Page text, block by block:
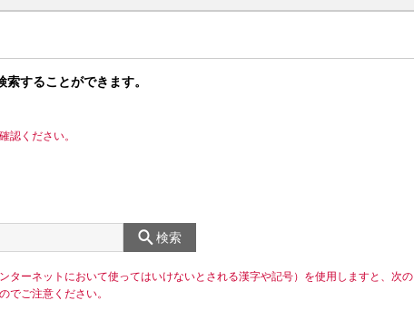
することができます。
認ください。
検索
ターネットにおいて使ってはいけないとされる漢字や記号）を使用しますと、次の
でご注意ください。